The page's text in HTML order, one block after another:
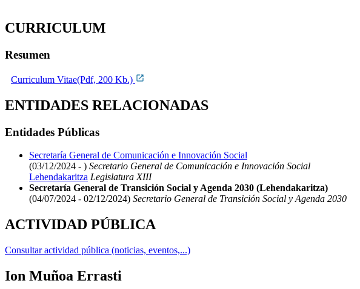
CURRICULUM
Resumen
Curriculum Vitae(Pdf, 200 Kb.)
ENTIDADES RELACIONADAS
Entidades Públicas
Secretaría General de Comunicación e Innovación Social
(03/12/2024 - ) Secretario General de Comunicación e Innovación Social
Lehendakaritza Legislatura XIII
Secretaría General de Transición Social y Agenda 2030 (Lehendakaritza)
(04/07/2024 - 02/12/2024) Secretario General de Transición Social y Agenda 2030
ACTIVIDAD PÚBLICA
Consultar actividad pública (noticias, eventos,...)
Ion Muñoa Errasti